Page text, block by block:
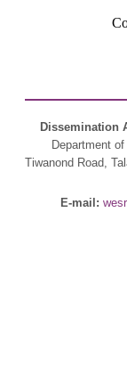
Dissemination
Department
Tiwanond Road,
E-mail: